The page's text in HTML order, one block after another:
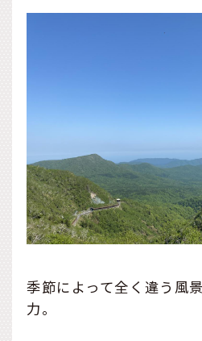
季節によって全く違う風
力。